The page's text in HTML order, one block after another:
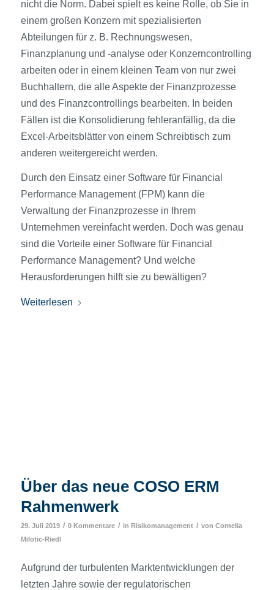
nicht die Norm. Dabei spielt es keine Rolle, ob Sie in
einem großen Konzern mit spezialisierten
Abteilungen für z. B. Rechnungswesen,
Finanzplanung und -analyse oder Konzerncontrolling
arbeiten oder in einem kleinen Team von nur zwei
Buchhaltern, die alle Aspekte der Finanzprozesse
und des Finanzcontrollings bearbeiten. In beiden
Fällen ist die Konsolidierung fehleranfällig, da die
Excel-Arbeitsblätter von einem Schreibtisch zum
anderen weitergereicht werden.
Durch den Einsatz einer Software für Financial
Performance Management (FPM) kann die
Verwaltung der Finanzprozesse in Ihrem
Unternehmen vereinfacht werden. Doch was genau
sind die Vorteile einer Software für Financial
Performance Management? Und welche
Herausforderungen hilft sie zu bewältigen?
Weiterlesen
Über das neue COSO ERM
Rahmenwerk
29. Juli 2019 / 0 Kommentare / in Risikomanagement / von Cornelia
Milotic-Riedl
Aufgrund der turbulenten Marktentwicklungen der
letzten Jahre sowie der regulatorischen